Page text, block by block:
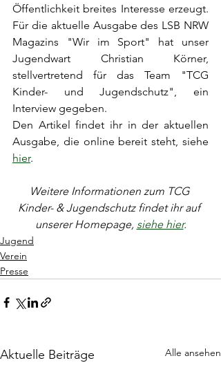
Öffentlichkeit breites Interesse erzeugt.
Für die aktuelle Ausgabe des LSB NRW
Magazins "Wir im Sport" hat unser
Jugendwart Christian Körner,
stellvertretend für das Team "TCG
Kinder- und Jugendschutz", ein
Interview gegeben.
Den Artikel findet ihr in der aktuellen
hier.
Weitere Informationen zum TCG
Kinder- & Jugendschutz findet ihr auf
unserer Homepage, siehe hier.
Jugend
Verein
Presse
Aktuelle Beiträge Alle ansehen